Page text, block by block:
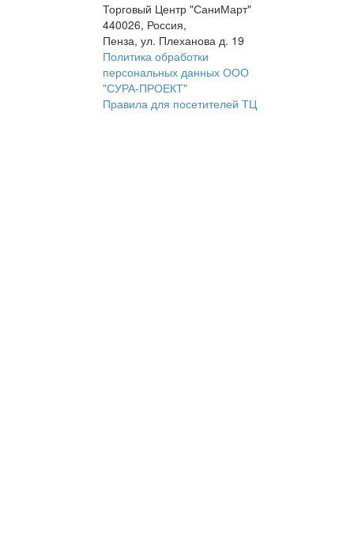
Торговый Центр "СаниМарт"
440026, Россия,
Пенза, ул. Плеханова д. 19
Политика обработки
персональных данных ООО
"СУРА-ПРОЕКТ"
Правила для посетителей ТЦ